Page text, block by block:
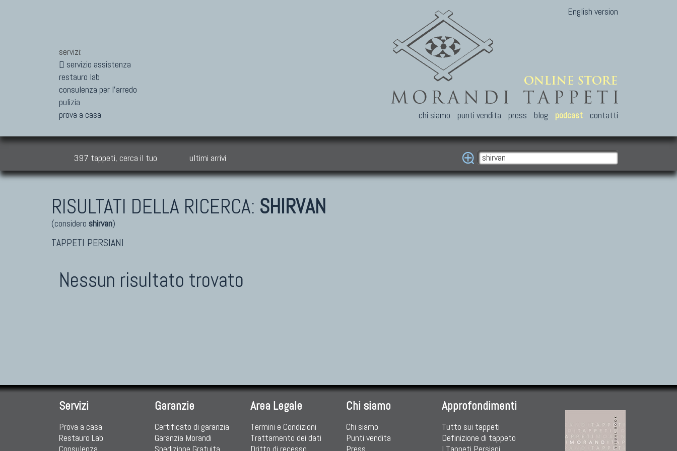
servizi:
servizio assistenza
restauro lab
consulenza per l'arredo
pulizia
prova a casa
English version
chi siamo punti vendita press blog podcast contatti
397 tappeti, cerca il tuo ultimi arrivi
RISULTATI DELLA RICERCA: SHIRVAN
(considero shirvan)
TAPPETI PERSIANI
Nessun risultato trovato
Servizi
Prova a casa
Restauro Lab
Garanzie
Certificato di garanzia
Garanzia Morandi
Area Legale
Termini e Condizioni
Trattamento dei dati
Chi siamo
Chi siamo
Punti vendita
Approfondimenti
Tutto sui tappeti
Definizione di tappeto